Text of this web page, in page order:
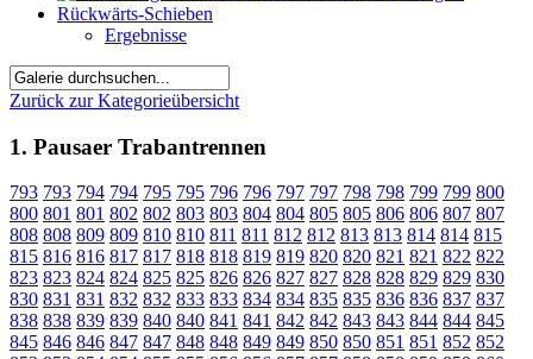
Ergebnisse
Zurück zur Kategorieübersicht
1. Pausaer Trabantrennen
793 793 794 794 795 795 796 796 797 797 798 798 799 799 800
800 801 801 802 802 803 803 804 804 805 805 806 806 807 807
808 808 809 809 810 810 811 811 812 812 813 813 814 814 815
815 816 816 817 817 818 818 819 819 820 820 821 821 822 822
823 823 824 824 825 825 826 826 827 827 828 828 829 829 830
830 831 831 832 832 833 833 834 834 835 835 836 836 837 837
838 838 839 839 840 840 841 841 842 842 843 843 844 844 845
845 846 846 847 847 848 848 849 849 850 850 851 851 852 852